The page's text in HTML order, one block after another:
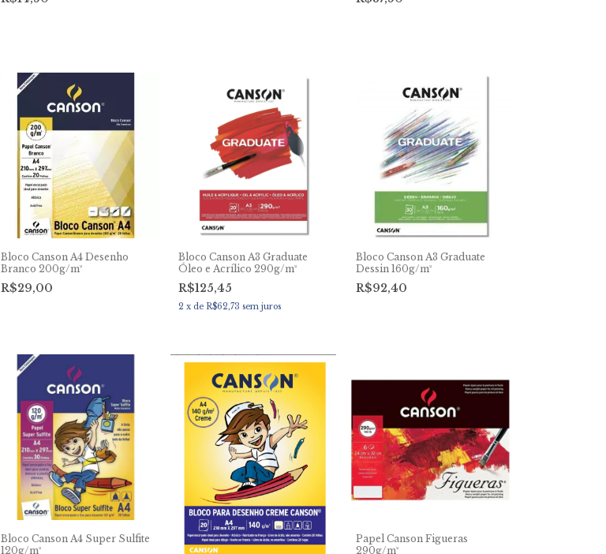
Bloco Canson A4 Desenho
Branco 200g/m²
R$29,00
Bloco Canson A3 Graduate
Óleo e Acrílico 290g/m²
R$125,45
2 x de R$62,73 sem juros
Bloco Canson A3 Graduate
Dessin 160g/m²
R$92,40
Bloco Canson A4 Super Sulfite
120g/m²
Papel Canson Figueras
290g/m²